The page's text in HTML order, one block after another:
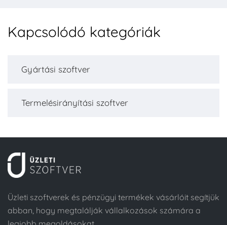
Kapcsolódó kategóriák
Gyártási szoftver
Termelésirányítási szoftver
Üzleti szoftverek és pénzügyi termékek vásárlóit segítjük
abban, hogy megtalálják vállalkozások számára a